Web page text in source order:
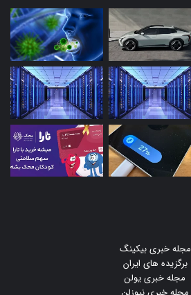
مجله خبری بیکینگ
برگزیده های ایران
مجله خبری یولن